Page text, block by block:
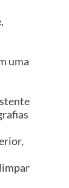
uma